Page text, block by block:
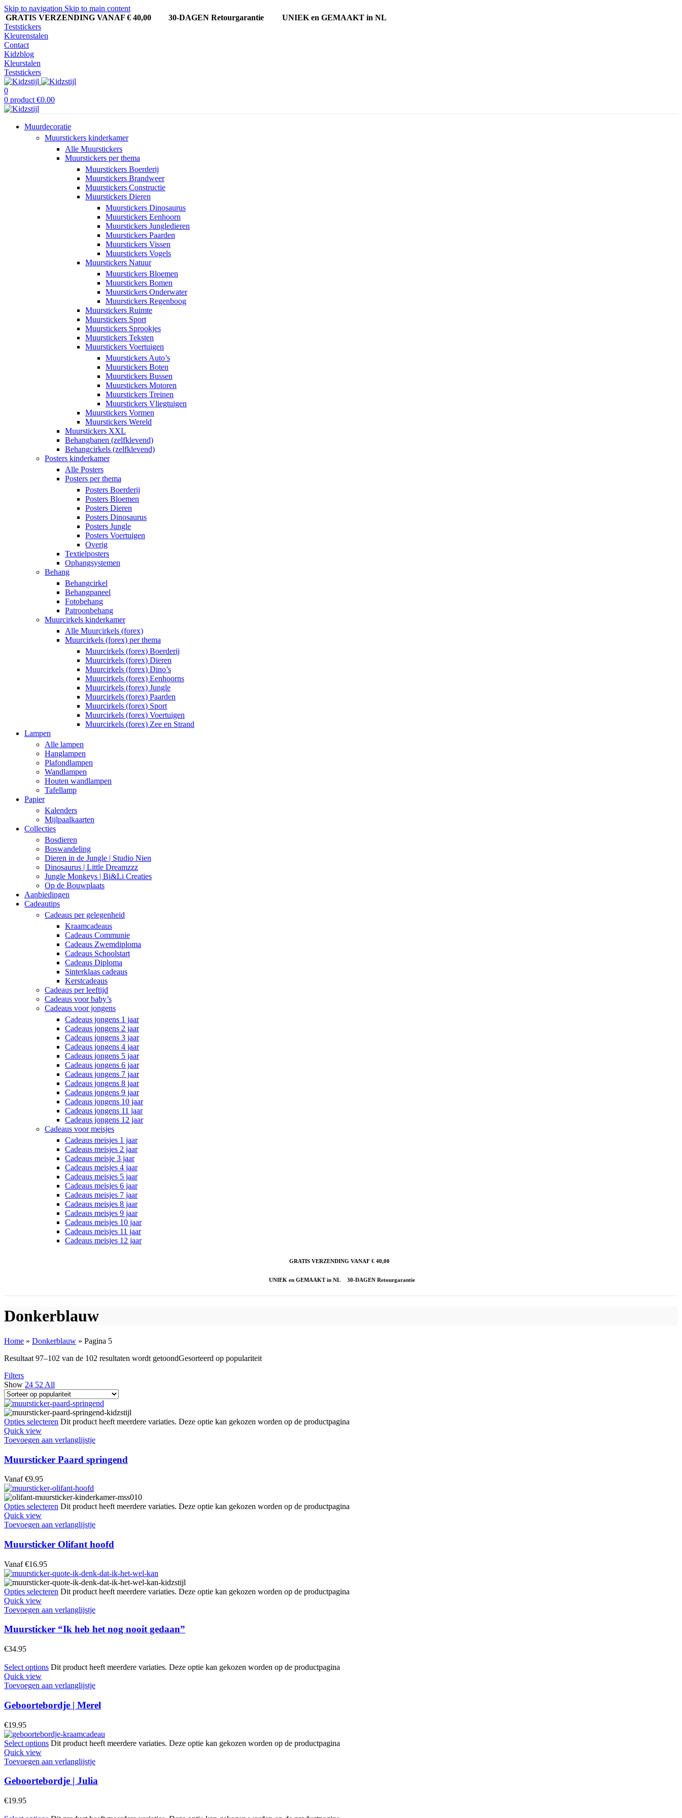
Skip to navigation Skip to main content
GRATIS VERZENDING VANAF € 40,00
30-DAGEN Retourgarantie UNIEK en GEMAAKT in NL
Teststickers
Kleurenstalen
Contact
Kidzblog
Kleurstalen
Teststickers
0
0 product €0.00
Muurdecoratie
Muurstickers kinderkamer
Alle Muurstickers
Muurstickers per thema
Muurstickers Boerderij
Muurstickers Brandweer
Muurstickers Constructie
Muurstickers Dieren
Muurstickers Dinosaurus
Muurstickers Eenhoorn
Muurstickers Jungledieren
Muurstickers Paarden
Muurstickers Vissen
Muurstickers Vogels
Muurstickers Natuur
Muurstickers Bloemen
Muurstickers Bomen
Muurstickers Onderwater
Muurstickers Regenboog
Muurstickers Ruimte
Muurstickers Sport
Muurstickers Sprookjes
Muurstickers Teksten
Muurstickers Voertuigen
Muurstickers Auto’s
Muurstickers Boten
Muurstickers Bussen
Muurstickers Motoren
Muurstickers Treinen
Muurstickers Vliegtuigen
Muurstickers Vormen
Muurstickers Wereld
Muurstickers XXL
Behangbanen (zelfklevend)
Behangcirkels (zelfklevend)
Posters kinderkamer
Alle Posters
Posters per thema
Posters Boerderij
Posters Bloemen
Posters Dieren
Posters Dinosaurus
Posters Jungle
Posters Voertuigen
Overig
Textielposters
Ophangsystemen
Behang
Behangcirkel
Behangpaneel
Fotobehang
Patroonbehang
Muurcirkels kinderkamer
Alle Muurcirkels (forex)
Muurcirkels (forex) per thema
Muurcirkels (forex) Boerderij
Muurcirkels (forex) Dieren
Muurcirkels (forex) Dino’s
Muurcirkels (forex) Eenhoorns
Muurcirkels (forex) Jungle
Muurcirkels (forex) Paarden
Muurcirkels (forex) Sport
Muurcirkels (forex) Voertuigen
Muurcirkels (forex) Zee en Strand
Lampen
Alle lampen
Hanglampen
Plafondlampen
Wandlampen
Houten wandlampen
Tafellamp
Papier
Kalenders
Mijlpaalkaarten
Collecties
Bosdieren
Boswandeling
Dieren in de Jungle | Studio Nien
Dinosaurus | Little Dreamzzz
Jungle Monkeys | Bi&Li Creaties
Op de Bouwplaats
Aanbiedingen
Cadeautips
Cadeaus per gelegenheid
Kraamcadeaus
Cadeaus Communie
Cadeaus Zwemdiploma
Cadeaus Schoolstart
Cadeaus Diploma
Sinterklaas cadeaus
Kerstcadeaus
Cadeaus per leeftijd
Cadeaus voor baby’s
Cadeaus voor jongens
Cadeaus jongens 1 jaar
Cadeaus jongens 2 jaar
Cadeaus jongens 3 jaar
Cadeaus jongens 4 jaar
Cadeaus jongens 5 jaar
Cadeaus jongens 6 jaar
Cadeaus jongens 7 jaar
Cadeaus jongens 8 jaar
Cadeaus jongens 9 jaar
Cadeaus jongens 10 jaar
Cadeaus jongens 11 jaar
Cadeaus jongens 12 jaar
Cadeaus voor meisjes
Cadeaus meisjes 1 jaar
Cadeaus meisjes 2 jaar
Cadeaus meisje 3 jaar
Cadeaus meisjes 4 jaar
Cadeaus meisjes 5 jaar
Cadeaus meisjes 6 jaar
Cadeaus meisjes 7 jaar
Cadeaus meisjes 8 jaar
Cadeaus meisjes 9 jaar
Cadeaus meisjes 10 jaar
Cadeaus meisjes 11 jaar
Cadeaus meisjes 12 jaar
GRATIS VERZENDING VANAF € 40,00
UNIEK en GEMAAKT in NL 30-DAGEN Retourgarantie
Donkerblauw
Home » Donkerblauw » Pagina 5
Resultaat 97–102 van de 102 resultaten wordt getoondGesorteerd op populariteit
Filters
Show 24 52 All
Opties selecteren Dit product heeft meerdere variaties. Deze optie kan gekozen worden op de productpagina
Quick view
Toevoegen aan verlanglijstje
Muursticker Paard springend
Vanaf €9.95
Opties selecteren Dit product heeft meerdere variaties. Deze optie kan gekozen worden op de productpagina
Quick view
Toevoegen aan verlanglijstje
Muursticker Olifant hoofd
Vanaf €16.95
Opties selecteren Dit product heeft meerdere variaties. Deze optie kan gekozen worden op de productpagina
Quick view
Toevoegen aan verlanglijstje
Muursticker “Ik heb het nog nooit gedaan”
€34.95
Select options Dit product heeft meerdere variaties. Deze optie kan gekozen worden op de productpagina
Quick view
Toevoegen aan verlanglijstje
Geboortebordje | Merel
€19.95
Select options Dit product heeft meerdere variaties. Deze optie kan gekozen worden op de productpagina
Quick view
Toevoegen aan verlanglijstje
Geboortebordje | Julia
€19.95